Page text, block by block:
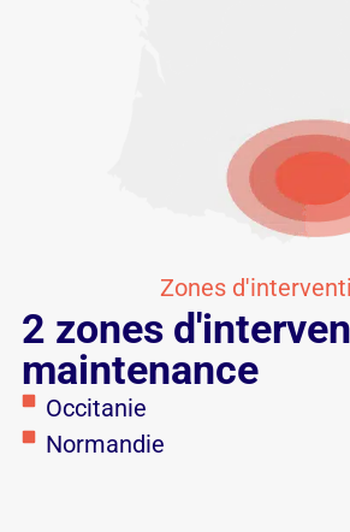
Zones
2 zones
maintenance
Occitanie
Normandie